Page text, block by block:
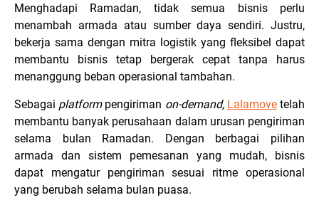
Menghadapi Ramadan, tidak semua bisnis perlu
menambah armada atau sumber daya sendiri. Justru,
bekerja sama dengan mitra logistik yang fleksibel dapat
membantu bisnis tetap bergerak cepat tanpa harus
menanggung beban operasional tambahan.
Sebagai platform pengiriman on-demand, Lalamovetelah
membantu banyak perusahaan dalam urusan pengiriman
selama bulan Ramadan. Dengan berbagai pilihan
armada dan sistem pemesanan yang mudah, bisnis
dapat mengatur pengiriman sesuai ritme operasional
yang berubah selama bulan puasa.